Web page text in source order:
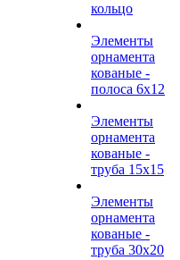
кольцо
Элементы
орнамента
кованые -
полоса 6х12
Элементы
орнамента
кованые -
труба 15х15
Элементы
орнамента
кованые -
труба 30х20